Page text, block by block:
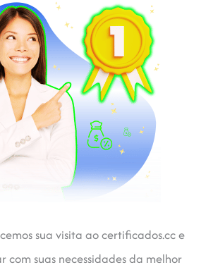
sua visita ao certificados.cc e
com suas necessidades da melhor